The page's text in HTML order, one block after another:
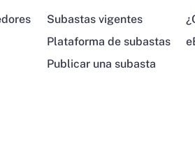
Subastas vigentes
Plataforma de subastas
Publicar una subasta